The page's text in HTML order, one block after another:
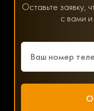
Оставьте заявку,
с вами